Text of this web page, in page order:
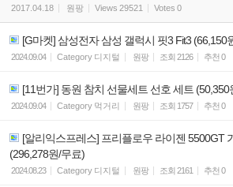
2017.04.18 원팡 Views 29521 Votes 0
[G마켓] 삼성전자 삼성 갤럭시 핏3 Fit3 (66,150
2024.09.04 Category 디지털 원팡 조회 2126 추천 0
[11번가] 동원 참치 선물세트 선호 세트 (50,350
2024.09.04 Category 먹거리 원팡 조회 1757 추천 0
[알리익스프레스] 프리플로우 라이젠 5500GT
(296,278원/무료)
2024.08.23 Category 디지털 원팡 조회 2161 추천 0